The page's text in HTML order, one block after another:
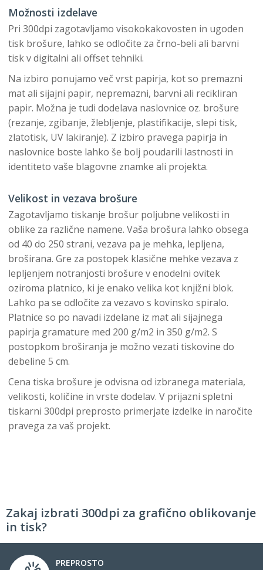
Možnosti izdelave
Pri 300dpi zagotavljamo visokokakovosten in ugoden
tisk brošure, lahko se odločite za črno-beli ali barvni
tisk v digitalni ali offset tehniki.
Na izbiro ponujamo več vrst papirja, kot so premazni
mat ali sijajni papir, nepremazni, barvni ali recikliran
papir. Možna je tudi dodelava naslovnice oz. brošure
(rezanje, zgibanje, žlebljenje, plastifikacije, slepi tisk,
zlatotisk, UV lakiranje). Z izbiro pravega papirja in
naslovnice boste lahko še bolj poudarili lastnosti in
identiteto vaše blagovne znamke ali projekta.
Velikost in vezava brošure
Zagotavljamo tiskanje brošur poljubne velikosti in
oblike za različne namene. Vaša brošura lahko obsega
od 40 do 250 strani, vezava pa je mehka, lepljena,
broširana. Gre za postopek klasične mehke vezava z
lepljenjem notranjosti brošure v enodelni ovitek
oziroma platnico, ki je enako velika kot knjižni blok.
Lahko pa se odločite za vezavo s kovinsko spiralo.
Platnice so po navadi izdelane iz mat ali sijajnega
papirja gramature med 200 g/m2 in 350 g/m2. S
postopkom broširanja je možno vezati tiskovine do
debeline 5 cm.
Cena tiska brošure je odvisna od izbranega materiala,
velikosti, količine in vrste dodelav. V prijazni spletni
tiskarni 300dpi preprosto primerjate izdelke in naročite
pravega za vaš projekt.
Zakaj izbrati 300dpi za grafično oblikovanje
in tisk?
PREPROSTO